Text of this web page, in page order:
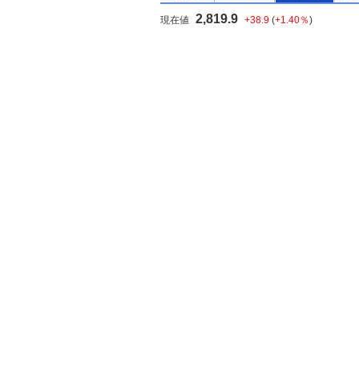
現在値 2,819.9 +38.9 (+1.40％)